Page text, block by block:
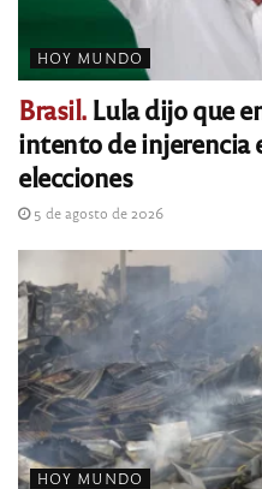
HOY MUNDO
Brasil.Lula dijo que
intento de injerencia
elecciones
5 de agosto de 2026
HOY MUNDO